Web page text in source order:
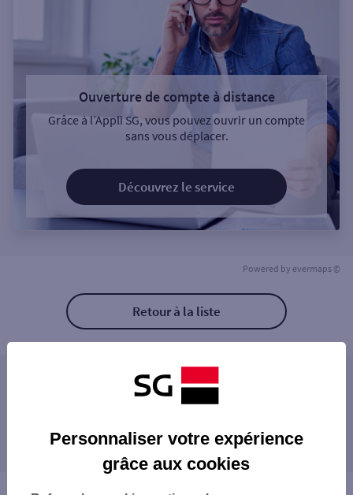
Ouverture de compte à distance
Grâce à l’Appli SG, vous pouvez ouvrir un compte
sans vous déplacer.
Découvrez le service
Powered by evermaps ©
Retour à la liste
Les distributeurs/automates à proximité
MAGNY-EN-VEXIN
proximité
Vous êtes ici : Accueil
Personnaliser votre expérience
grâce aux cookies